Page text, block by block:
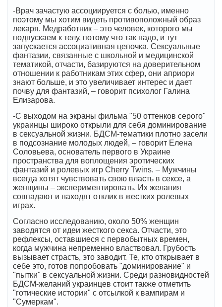
-Врач зачастую ассоциируется с болью, именно
поэтому мы хотим видеть противоположный образ
лекаря. Медработник – это человек, которого мы
подпускаем к телу, потому что так надо, и тут
запускается ассоциативная цепочка. Сексуальные
фантазии, связанные с школьной и медицинской
тематикой, отчасти, базируются на доверительном
отношении к работникам этих сфер, они априори
знают больше, и это увеличивает интерес и дает
почву для фантазий, – говорит психолог Галина
Елизарова.
-С выходом на экраны фильма "50 оттенков серого"
украинцы широко открыли для себя доминирование
в сексуальной жизни. БДСМ-тематики плотно засели
в подсознание молодых людей, – говорит Елена
Соловьева, основатель первого в Украине
пространства для воплощения эротических
фантазий и ролевых игр Сherry Twins. – Мужчины
всегда хотят чувствовать свою власть в сексе, а
женщины – экспериментировать. Их желания
совпадают и находят отклик в жестких ролевых
играх.
Согласно исследованию, около 50% женщин
заводятся от идеи жесткого секса. Отчасти, это
рефлексы, оставшиеся с первобытных времен,
когда мужчина непременно властвовал. Грубость
вызывает страсть, это заводит. Те, кто открывает в
себе это, готов попробовать "доминирование" и
"пытки" в сексуальной жизни. Среди разновидностей
БДСМ-желаний украинцев стоит также отметить
"готические истории" с отсылкой к вампирам и
"Сумеркам".